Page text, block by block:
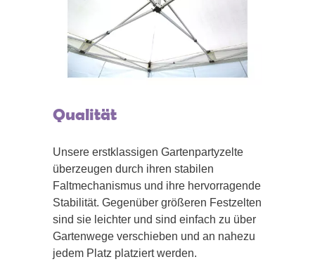
Qualität
Unsere erstklassigen Gartenpartyzelte
überzeugen durch ihren stabilen
Faltmechanismus und ihre hervorragende
Stabilität. Gegenüber größeren Festzelten
sind sie leichter und sind einfach zu über
Gartenwege verschieben und an nahezu
jedem Platz platziert werden.